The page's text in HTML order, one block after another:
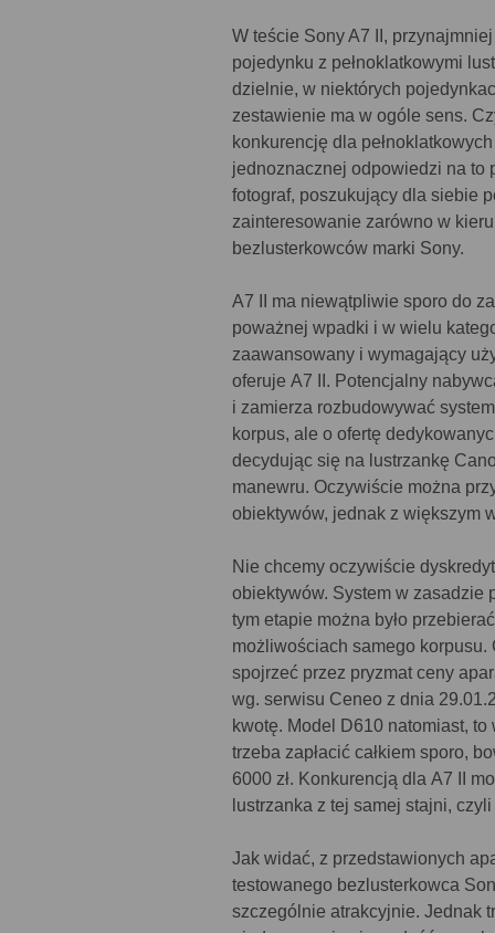
W teście Sony A7 II,
pojedynku z pełnoklatkowymi
dzielnie, w niektórych
zestawienie ma w ogóle sens.
konkurencję dla
jednoznacznej odpowiedzi na to
fotograf, poszukujący dla siebie
zainteresowanie zarówno w
bezlusterkowców marki Sony.
A7 II ma niewątpliwie sporo do
poważnej wpadki i w wielu
zaawansowany i wymagający
oferuje A7 II. Potencjalny
i zamierza rozbudowywać
korpus, ale o ofertę
decydując się na lustrzankę
manewru. Oczywiście można
obiektywów, jednak z większym
Nie chcemy oczywiście
obiektywów. System w zasadzie
tym etapie można było
możliwościach samego
spojrzeć przez pryzmat ceny
wg. serwisu Ceneo z dnia
kwotę. Model D610 natomiast, to
trzeba zapłacić całkiem sporo,
6000 zł. Konkurencją dla A7 II
lustrzanka z tej samej stajni,
Jak widać, z przedstawionych
testowanego bezlusterkowca
szczególnie atrakcyjnie. Jednak